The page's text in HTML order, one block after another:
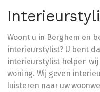
Woont u in Berghem en
interieurstylist? U bent
interieurstylist helpen
woning. Wij geven
luisteren naar uw